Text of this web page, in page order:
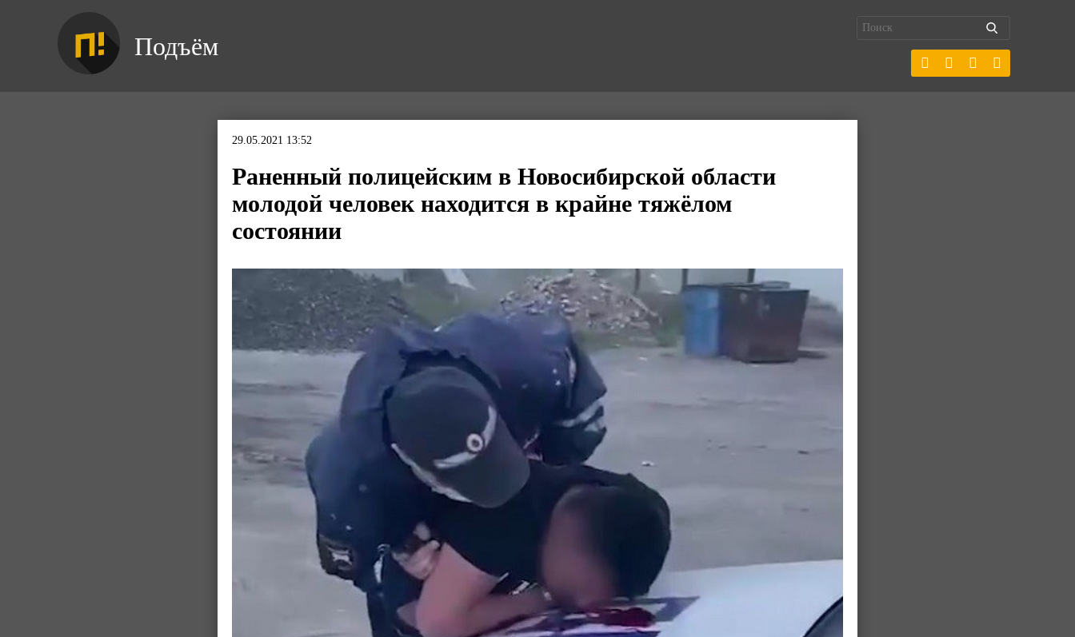
Подъём
29.05.2021 13:52
Раненный полицейским в Новосибирской области
молодой человек находится в крайне тяжёлом
состоянии